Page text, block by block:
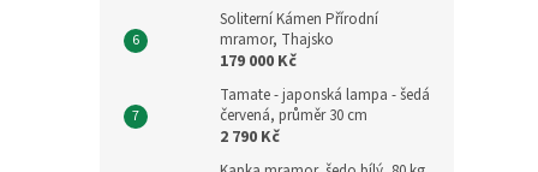
Soliterní Kámen Přírodní
mramor, Thajsko
179 000 Kč
Tamate - japonská lampa - šedá
červená, průměr 30 cm
2 790 Kč